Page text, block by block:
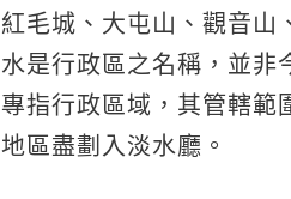
紅毛城、大屯山、觀音山
水是行政區之名稱，並非
專指行政區域，其管轄範
地區盡劃入淡水廳。